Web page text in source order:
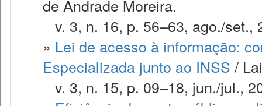
de Andrade Moreira.
v. 3, n. 16, p. 56–63, ago./set.,
» Lei de acesso à informação:
Especializada junto ao INSS /
v. 3, n. 15, p. 09–18, jun./jul.,